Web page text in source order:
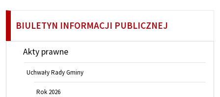
BIULETYN INFORMACJI PUBLICZNEJ
Akty prawne
Uchwały Rady Gminy
Rok 2026